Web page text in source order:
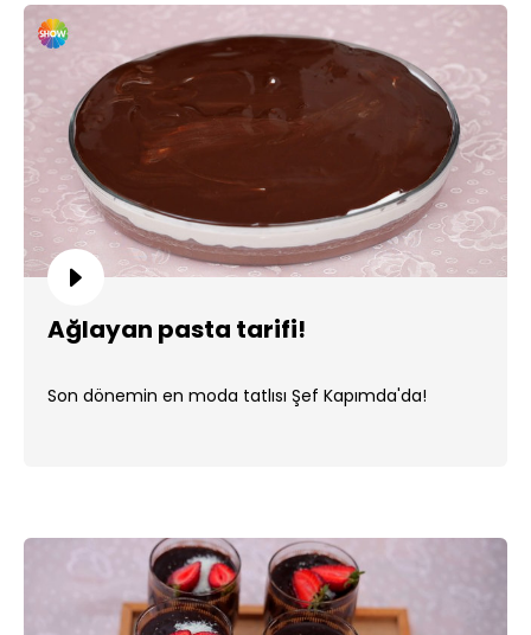
Ağlayan pasta tarifi!
Son dönemin en moda tatlısı Şef Kapımda'da!